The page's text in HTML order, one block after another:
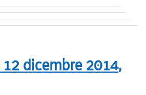
12 dicembre 2014,